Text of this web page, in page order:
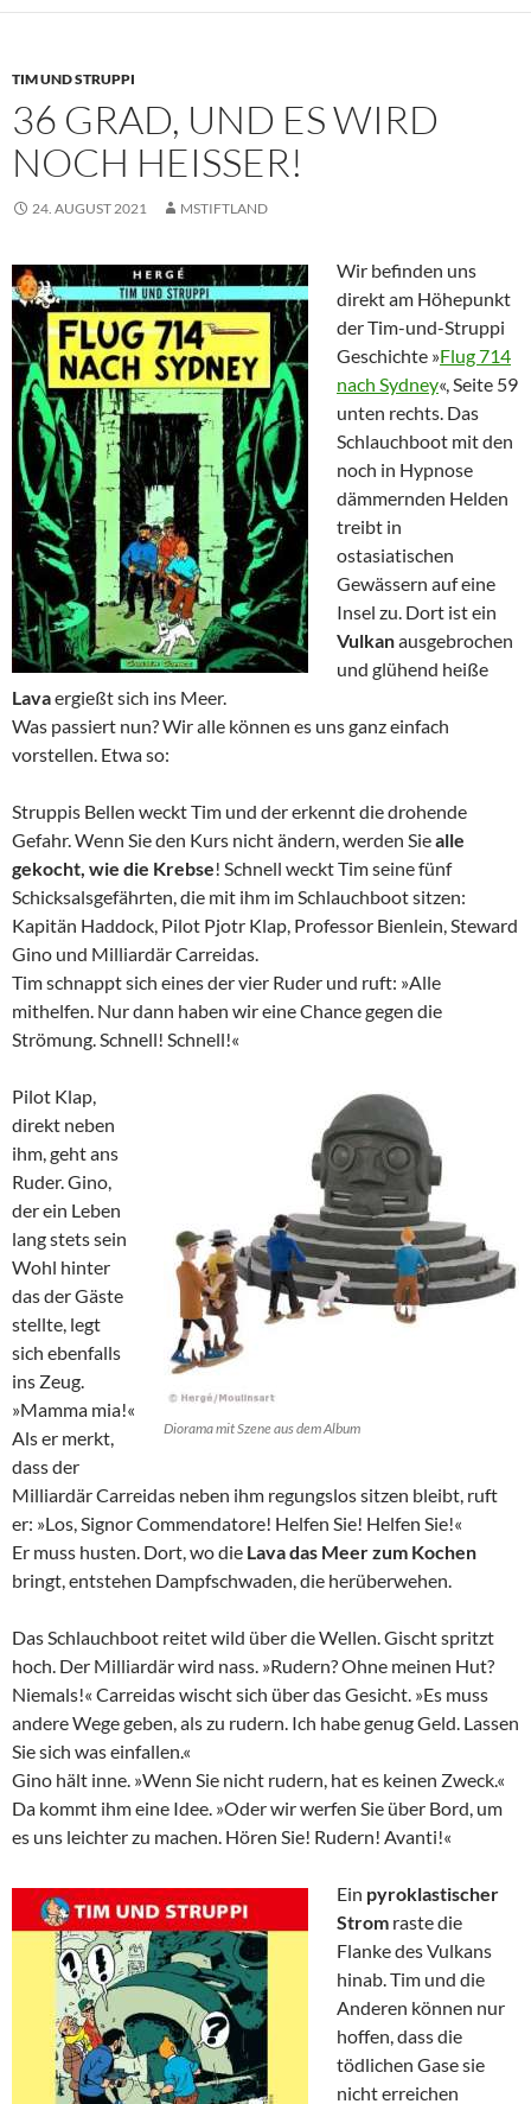
TIM UND STRUPPI
36 GRAD, UND ES WIRD
NOCH HEISSER!
24. AUGUST 2021 MSTIFTLAND
Wir befinden uns
direkt am Höhepunkt
der Tim-und-Struppi
Geschichte »Flug 714
nach Sydney«, Seite 59
unten rechts. Das
Schlauchboot mit den
noch in Hypnose
dämmernden Helden
treibt in
ostasiatischen
Gewässern auf eine
Insel zu. Dort ist ein
Vulkanausgebrochen
und glühend heiße
Lavaergießt sich ins Meer.
Was passiert nun? Wir alle können es uns ganz einfach
vorstellen. Etwa so:
Struppis Bellen weckt Tim und der erkennt die drohende
Gefahr. Wenn Sie den Kurs nicht ändern, werden Siealle
gekocht, wie die Krebse! Schnell weckt Tim seine fünf
Schicksalsgefährten, die mit ihm im Schlauchboot sitzen:
Kapitän Haddock, Pilot Pjotr Klap, Professor Bienlein, Steward
Gino und Milliardär Carreidas.
Tim schnappt sich eines der vier Ruder und ruft: »Alle
mithelfen. Nur dann haben wir eine Chance gegen die
Strömung. Schnell! Schnell!«
Diorama mit Szene aus dem Album
Pilot Klap,
direkt neben
ihm, geht ans
Ruder. Gino,
der ein Leben
lang stets sein
Wohl hinter
das der Gäste
stellte, legt
sich ebenfalls
ins Zeug.
»Mamma mia!«
Als er merkt,
dass der
Milliardär Carreidas neben ihm regungslos sitzen bleibt, ruft
er: »Los, Signor Commendatore! Helfen Sie! Helfen Sie!«
Er muss husten. Dort, wo die Lava das Meer zum Kochen
bringt, entstehen Dampfschwaden, die herüberwehen.
Das Schlauchboot reitet wild über die Wellen. Gischt spritzt
hoch. Der Milliardär wird nass. »Rudern? Ohne meinen Hut?
Niemals!« Carreidas wischt sich über das Gesicht. »Es muss
andere Wege geben, als zu rudern. Ich habe genug Geld. Lassen
Sie sich was einfallen.«
Gino hält inne. »Wenn Sie nicht rudern, hat es keinen Zweck.«
Da kommt ihm eine Idee. »Oder wir werfen Sie über Bord, um
es uns leichter zu machen. Hören Sie! Rudern! Avanti!«
Ein pyroklastischer
Strom raste die
Flanke des Vulkans
hinab. Tim und die
Anderen können nur
hoffen, dass die
tödlichen Gase sie
nicht erreichen